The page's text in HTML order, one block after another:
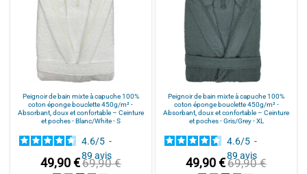
Peignoir de bain mixte à capuche 100%
coton éponge bouclette 450g/m² -
Absorbant, doux et confortable – Ceinture
et poches - Blanc/White - S
4.6/5 -
89 avis
49,90 €69,90 €
Peignoir de bain mixte à capuche 100%
coton éponge bouclette 450g/m² -
Absorbant, doux et confortable – Ceinture
et poches - Gris/Grey - XL
4.6/5 -
89avis
49,90 €69,90 €